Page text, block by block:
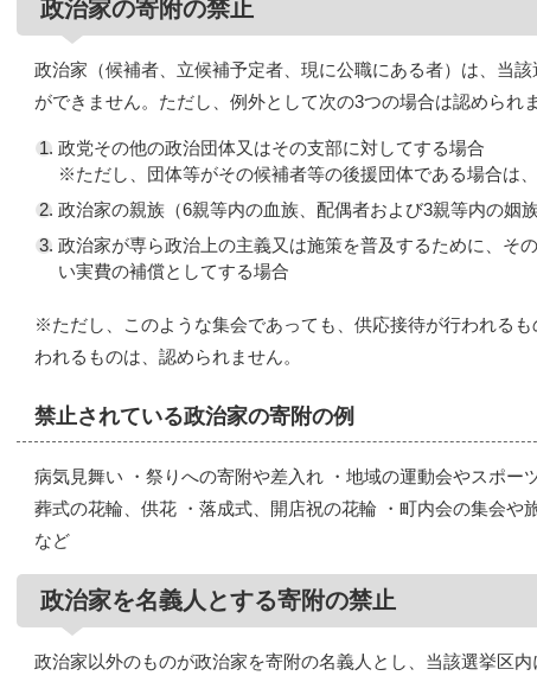
政治家の寄附の禁止
政治家（候補者、立候補予定者、現に公職にある者）は、当
ができません。ただし、例外として次の3つの場合は認められま
政党その他の政治団体又はその支部に対してする場合
※ただし、団体等がその候補者等の後援団体である場合は
政治家の親族（6親等内の血族、配偶者および3親等内の姻
政治家が専ら政治上の主義又は施策を普及するために、そ
い実費の補償としてする場合
※ただし、このような集会であっても、供応接待が行われる
われるものは、認められません。
禁止されている政治家の寄附の例
病気見舞い ・祭りへの寄附や差入れ ・地域の運動会やスポー
葬式の花輪、供花 ・落成式、開店祝の花輪 ・町内会の集会
など
政治家を名義人とする寄附の禁止
政治家以外のものが政治家を寄附の名義人とし、当該選挙区